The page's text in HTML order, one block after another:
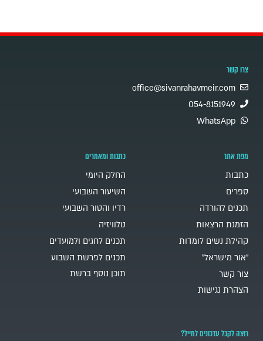
צרו קשר
office@sivanrahavmeir.com
054-8151949
WhatsApp
מפת אתר
כתבות
ספרים
תכנים להורדה
הזמנת הרצאות
קהילת נשים לומדות
"אור מישראל"
צור קשר
הצהרת נגישות
כתבות ומאמרים
החלק היומי
השיעור השבועי
רדיו והטור השבועי
טלוויזיה
תכנים לחגים ולמועדים
תכנים לפרשת השבוע
תוכן נוסף ברשת
רוצה לקבל עדכונים למייל?